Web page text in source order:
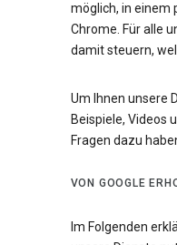
möglich, in einem
Chrome. Für alle
damit steuern,
Um Ihnen unsere
Beispiele, Videos
Fragen dazu
VON GOOGLE
Im Folgenden